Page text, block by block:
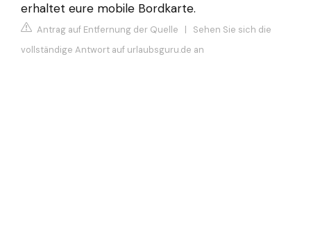
erhaltet eure mobile Bordkarte.
Antrag auf Entfernung der Quelle | Sehen Sie sich die
vollständige Antwort auf urlaubsguru.de an